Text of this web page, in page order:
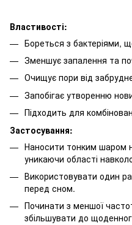
Властивості:
Бореться з бактеріями,
Зменшує запалення та
Очищує пори від
Запобігає утворенню
Підходить для
Застосування:
Наносити тонким шаром
уникаючи області
Використовувати один
перед сном.
Починати з меншої
збільшувати до